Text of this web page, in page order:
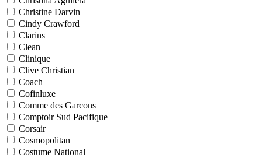
Christine Darvin
Cindy Crawford
Clarins
Clean
Clinique
Clive Christian
Coach
Cofinluxe
Comme des Garcons
Comptoir Sud Pacifique
Corsair
Cosmopolitan
Costume National